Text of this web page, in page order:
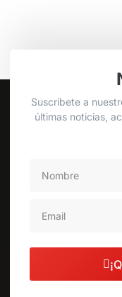
Suscríbete a
últimas noticias,